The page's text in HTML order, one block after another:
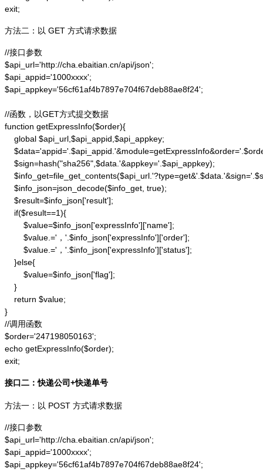
exit;
方法二：以 GET 方式请求数据
//接口参数
$api_url='http://cha.ebaitian.cn/api/json';
$api_appid='1000xxxx';
$api_appkey='56cf61af4b7897e704f67deb88ae8f24';
//函数，以GET方式提交数据
function getExpressInfo($order){
    global $api_url,$api_appid,$api_appkey;
    $sign=hash("sha256",$data.'&appkey='.$api_appkey);
    $info_json=json_decode($info_get, true);
    $result=$info_json['result'];
    if($result==1){
        $value=$info_json['expressInfo']['name'];
        $value.='，'.$info_json['expressInfo']['order'];
        $value.='，'.$info_json['expressInfo']['status'];
    }else{
        $value=$info_json['flag'];
    }
    return $value;
}
//调用函数
$order='247198050163';
echo getExpressInfo($order);
exit;
接口二：快递公司+快递单号
方法一：以 POST 方式请求数据
//接口参数
$api_url='http://cha.ebaitian.cn/api/json';
$api_appid='1000xxxx';
$api_appkey='56cf61af4b7897e704f67deb88ae8f24';